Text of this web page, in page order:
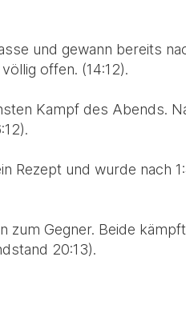
und gewann bereits
offen. (14:12).
Kampf des Abends.
Rezept und wurde nach
zum Gegner. Beide
20:13).